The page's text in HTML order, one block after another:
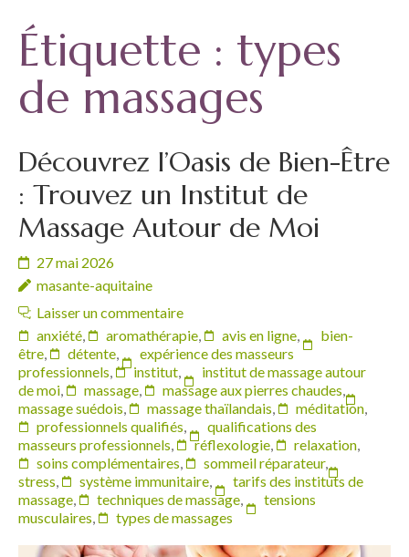
Étiquette : types
de massages
Découvrez l’Oasis de Bien-Être
: Trouvez un Institut de
Massage Autour de Moi
27 mai 2026
masante-aquitaine
Laisser un commentaire
anxiété, aromathérapie, avis en ligne,
bien-
être, détente,
expérience des masseurs
professionnels, institut,
institut de massage autour
de moi, massage, massage aux pierres chaudes,
massage suédois, massage thaïlandais, méditation,
professionnels qualifiés,
qualifications des
masseurs professionnels, réflexologie, relaxation,
soins complémentaires, sommeil réparateur,
stress, système immunitaire,
tarifs des instituts de
massage, techniques de massage,
tensions
musculaires, types de massages